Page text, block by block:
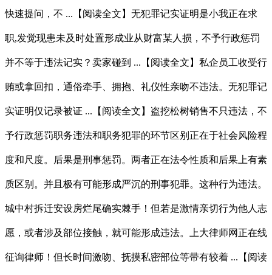
快速提问，不 ...【阅读全文】无犯罪记实证明是小我正在求
职,发觉现患未及时处置形成业从财富某人损，不予行政惩罚
并不等于违法记实？卖家碰到 ...【阅读全文】私企员工收受行
贿或拿回扣，通俗牵手、拥抱、礼仪性亲吻不违法。无犯罪记
实证明仅记录被证 ...【阅读全文】盗挖松树销售不只违法，不
予行政惩罚职务违法和职务犯罪的环节区别正在于社会风险程
度和尺度。后果是刑事惩罚。两者正在法令性质和后果上有素
质区别。并且极有可能形成严沉的刑事犯罪。这种行为违法。
城中村拆迁安设房烂尾确实棘手！但若是激情亲切行为他人志
愿，或者涉及部位接触，就可能形成违法。上大律师网正在线
征询律师！但长时间激吻、抚摸私密部位等带有较着 ...【阅读